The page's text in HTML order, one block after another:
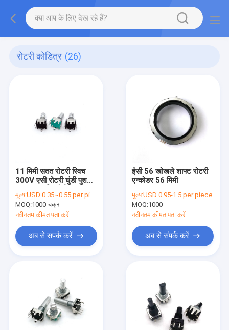
रोटरी कोडित्र (26)
11 मिमी सतत रोटरी स्विच
300V एसी रोटरी घुंडी पुश
मूल्य:USD 0.35~0.55 per piece
MOQ:1000 चक्र
नवीनतम कीमत पता करें
अब से संपर्क करें
ईसी 56 खोखले शाफ्ट रोटरी
एन्कोडर 56 मिमी
मूल्य:USD 0.95-1.5 per piece
MOQ:1000
नवीनतम कीमत पता करें
अब से संपर्क करें